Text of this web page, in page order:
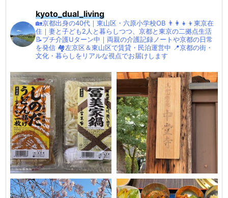
kyoto_dual_living
🏡京都出身の40代｜東山区・六原小学校OB 👨‍👩‍👧‍👦東京在
住｜妻と子ども2人と暮らしつつ、京都と東京の二拠点生活
📝プチ介護Uターン中｜両親の介護記録ノートや京都の日常
を発信 🏘左京区＆東山区で賃貸・民泊運営中 📍京都の街・
文化・暮らしをリアルな視点でお届けします